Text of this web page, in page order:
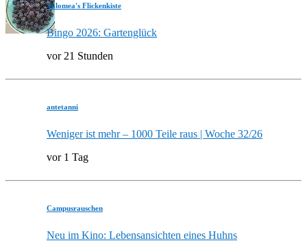
Valomea's Flickenkiste
Bingo 2026: Gartenglück
vor 21 Stunden
antetanni
Weniger ist mehr – 1000 Teile raus | Woche 32/26
vor 1 Tag
Campusrauschen
Neu im Kino: Lebensansichten eines Huhns